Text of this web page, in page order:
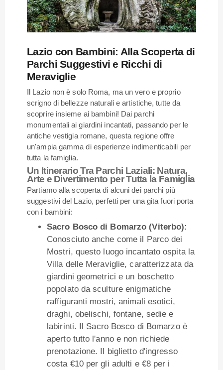
Lazio con Bambini: Alla Scoperta di
Parchi Suggestivi e Ricchi di
Meraviglie
Il Lazio non è solo Roma, ma un vero e proprio
scrigno di bellezze naturali e artistiche, tutte da
scoprire insieme ai bambini! Dai parchi
monumentali ai giardini incantati, passando per le
antiche vestigia romane, questa regione offre
un'ampia gamma di esperienze indimenticabili per
tutta la famiglia.
Un Itinerario Tra Parchi Laziali: Natura,
Arte e Divertimento per Tutta la Famiglia
Partiamo alla scoperta di alcuni dei parchi più
suggestivi del Lazio, perfetti per una gita fuori porta
con i bambini:
Sacro Bosco di Bomarzo (Viterbo):
Conosciuto anche come il Parco dei
Mostri, questo luogo incantato ospita la
Villa delle Meraviglie, caratterizzata da
giardini geometrici e un boschetto
popolato da sculture enigmatiche
raffiguranti mostri, animali esotici,
draghi, obelischi, fontane, sedie e
labirinti. Il Sacro Bosco di Bomarzo è
aperto tutto l'anno e non richiede
prenotazione. Il biglietto d'ingresso
costa €10 per gli adulti e €8 per i